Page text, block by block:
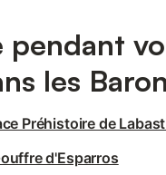
pendant
les
Préhistoire de
d'Esparros